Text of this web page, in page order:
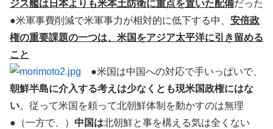
ジス艦は日本よりも米本土防衛に重点を置いた配備だった
●米軍事費削減で米軍事力が相対的に低下する中、 安倍政
権の重要課題の一つは、米国をアジア太平洋に引き留める
こと
●米国は中国への対応で手いっぱいで、
朝鮮半島に介入する考えは少なくとも現米国政権にはな
い。従って米国を頼って北朝鮮体制を動かすのは無理
●（一方で、） 中国は北朝鮮と事を構える気は全くない